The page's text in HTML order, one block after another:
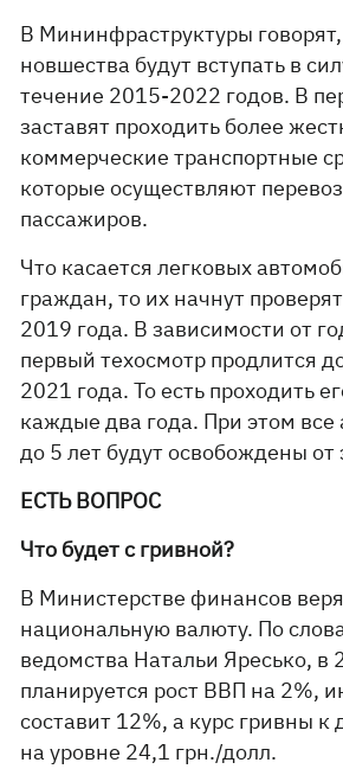
В Мининфраструктуры говорят,
новшества будут вступать в
течение 2015-2022 годов. В
заставят проходить более
коммерческие транспортные
которые осуществляют
пассажиров.
Что касается легковых
граждан, то их начнут
2019 года. В зависимости от
первый техосмотр продлится
2021 года. То есть проходить
каждые два года. При этом все
до 5 лет будут освобождены от
ЕСТЬ ВОПРОС
Что будет с гривной?
В Министерстве финансов
национальную валюту. По
ведомства Натальи Яресько, в
планируется рост ВВП на 2%,
составит 12%, а курс гривны к
на уровне 24,1 грн./долл.